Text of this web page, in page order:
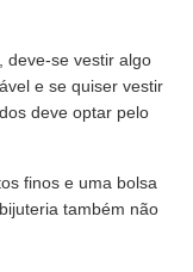
deve-se vestir algo
e se quiser vestir
deve optar pelo
finos e uma bolsa
também não